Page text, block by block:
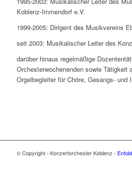
Koblenz-Immendorf e.V.
1999-2005: Dirigent des Musikvereins
seit 2003: Musikalischer Leiter des
darüber hinaus regelmäßige
Orchesterwochenenden sowie Tätigkeit
Orgelbegleiter für Chöre, Gesangs- und
© Copyright - Konzertorchester Koblenz -